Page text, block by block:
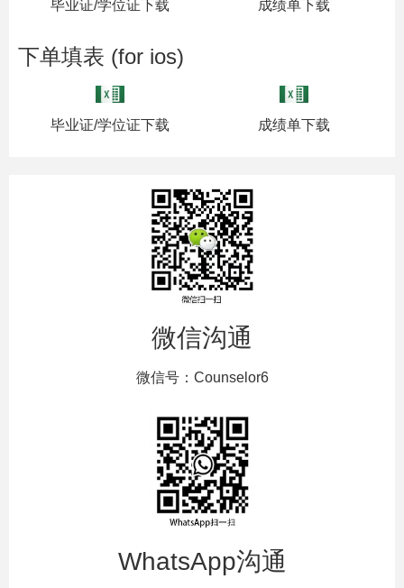
毕业证/学位证下载 成绩单下载
下单填表 (for ios)
毕业证/学位证下载 成绩单下载
微信沟通
微信号：Counselor6
WhatsApp沟通